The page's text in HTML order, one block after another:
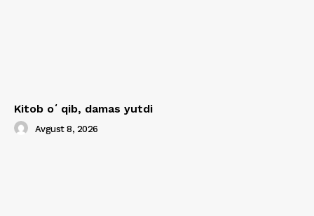
Kitob oʻqib, damas yutdi
Avgust 8, 2026